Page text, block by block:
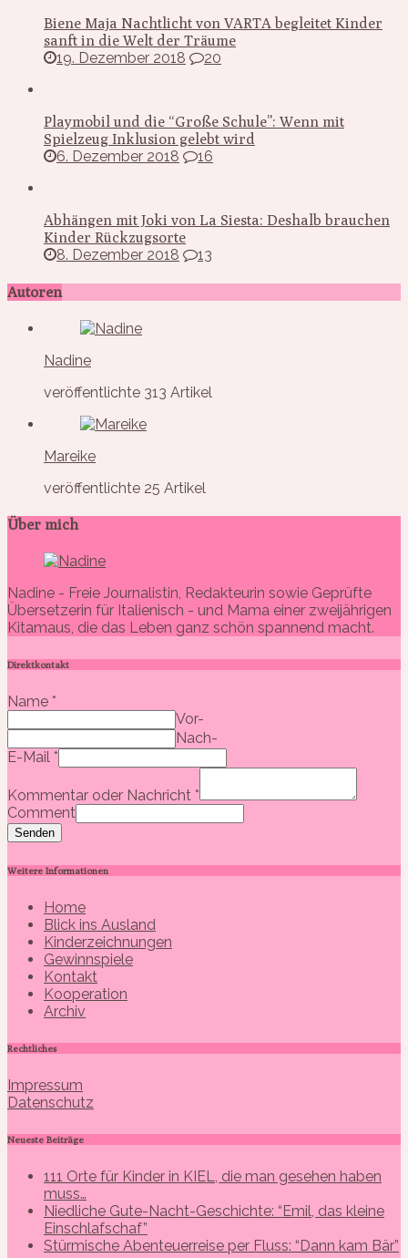
Biene Maja Nachtlicht von VARTA begleitet Kinder
sanft in die Welt der Träume
19. Dezember 2018
20
Playmobil und die “Große Schule”: Wenn mit
Spielzeug Inklusion gelebt wird
6. Dezember 2018
16
Abhängen mit Joki von La Siesta: Deshalb brauchen
Kinder Rückzugsorte
8. Dezember 2018
13
Autoren
Nadine
veröffentlichte 313 Artikel
Mareike
veröffentlichte 25 Artikel
Über mich
Nadine - Freie Journalistin, Redakteurin sowie Geprüfte
Übersetzerin für Italienisch - und Mama einer zweijährigen
Kitamaus, die das Leben ganz schön spannend macht.
Direktkontakt
Name *
Vor-
Nach-
E-Mail *
Kommentar oder Nachricht *
Comment
Senden
Weitere Informationen
Home
Blick ins Ausland
Kinderzeichnungen
Gewinnspiele
Kontakt
Kooperation
Archiv
Rechtliches
Impressum
Datenschutz
Neueste Beiträge
111 Orte für Kinder in KIEL, die man gesehen haben
muss…
Niedliche Gute-Nacht-Geschichte: “Emil, das kleine
Einschlafschaf”
Stürmische Abenteuerreise per Fluss: “Dann kam Bär”